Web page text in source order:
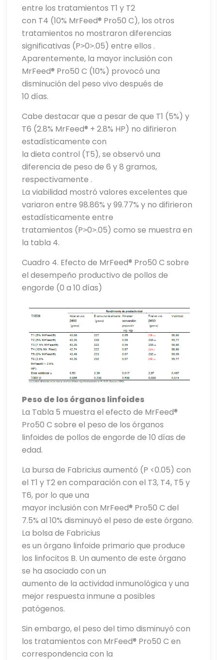
entre los tratamientos T1 y T2
con T4 (10% MrFeed® Pro50 C), los otros
tratamientos no mostraron diferencias
significativas (P˃0˃.05) entre ellos .
Aparentemente, la mayor inclusión con
MrFeed® Pro50 C (10%) provocó una
disminución del peso vivo después de
10 días.
Cabe destacar que a pesar de que T1 (5%) y
T6 (2.8% MrFeed® + 2.8% HP) no difirieron
estadísticamente con
la dieta control (T5), se observó una
diferencia de peso de 6 y 8 gramos,
respectivamente .
La viabilidad mostró valores excelentes que
variaron entre 98.86% y 99.77% y no difirieron
estadísticamente entre
tratamientos (P˃0˃.05) como se muestra en
la tabla 4.
Cuadro 4. Efecto de MrFeed® Pro50 C sobre
el desempeño productivo de pollos de
engorde (0 a 10 días)
Peso de los órganos linfoides
La Tabla 5 muestra el efecto de MrFeed®
Pro50 C sobre el peso de los órganos
linfoides de pollos de engorde de 10 días de
edad.
La bursa de Fabricius aumentó (P <0.05) con
el T1 y T2 en comparación con el T3, T4, T5 y
T6, por lo que una
mayor inclusión con MrFeed® Pro50 C del
7.5% al 10% disminuyó el peso de este órgano.
La bolsa de Fabricius
es un órgano linfoide primario que produce
los linfocitos B. Un aumento de este órgano
se ha asociado con un
aumento de la actividad inmunológica y una
mejor respuesta inmune a posibles
patógenos.
Sin embargo, el peso del timo disminuyó con
los tratamientos con MrFeed® Pro50 C en
correspondencia con la